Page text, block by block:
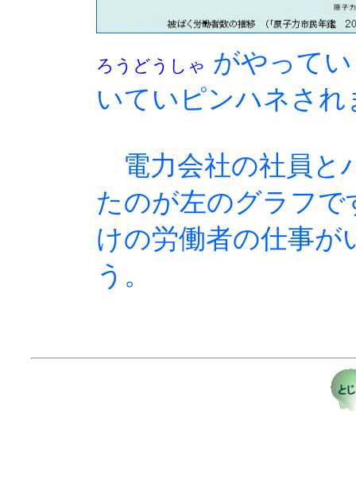
ろうどうしゃ がやって
いていピンハネされ
電力会社の社員と
たのが左のグラフで
けの労働者の仕事
う。